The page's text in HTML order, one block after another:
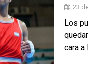
23
Los
cara